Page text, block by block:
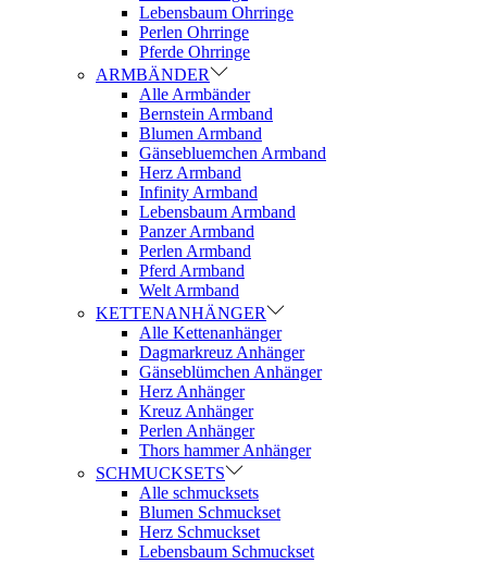
Lebensbaum Ohrringe
Perlen Ohrringe
Pferde Ohrringe
ARMBÄNDER
Alle Armbänder
Bernstein Armband
Blumen Armband
Gänsebluemchen Armband
Herz Armband
Infinity Armband
Lebensbaum Armband
Panzer Armband
Perlen Armband
Pferd Armband
Welt Armband
KETTENANHÄNGER
Alle Kettenanhänger
Dagmarkreuz Anhänger
Gänseblümchen Anhänger
Herz Anhänger
Kreuz Anhänger
Perlen Anhänger
Thors hammer Anhänger
SCHMUCKSETS
Alle schmucksets
Blumen Schmuckset
Herz Schmuckset
Lebensbaum Schmuckset